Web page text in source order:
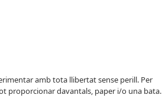
amb tota llibertat sense perill. Per
proporcionar davantals, paper i/o una bata.